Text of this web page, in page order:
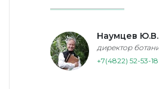
Наумцев Ю.В.
директор
+7(4822) 52-53-18